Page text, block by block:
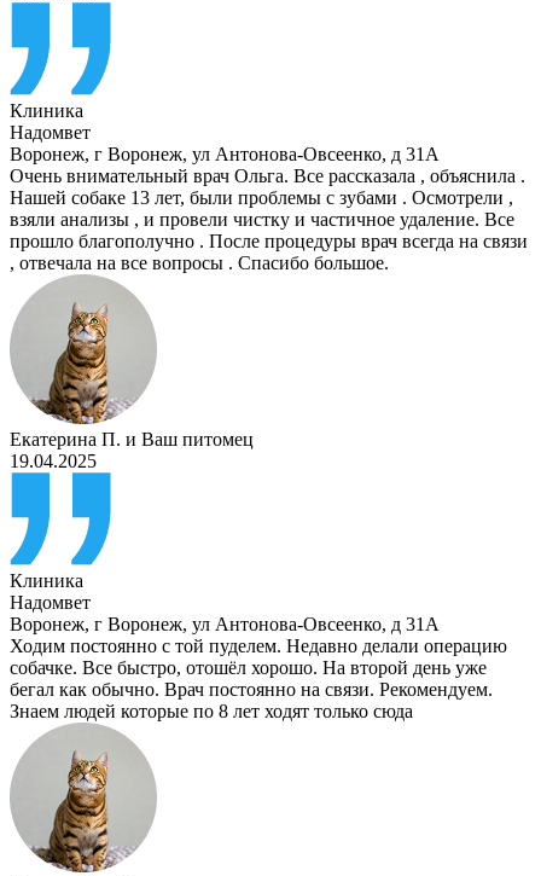
Клиника
Надомвет
Воронеж, г Воронеж, ул Антонова-Овсеенко, д 31А
Очень внимательный врач Ольга. Все рассказала , объяснила .
Нашей собаке 13 лет, были проблемы с зубами . Осмотрели ,
взяли анализы , и провели чистку и частичное удаление. Все
прошло благополучно . После процедуры врач всегда на связи
, отвечала на все вопросы . Спасибо большое.
Екатерина П. и Ваш питомец
19.04.2025
Клиника
Надомвет
Воронеж, г Воронеж, ул Антонова-Овсеенко, д 31А
Ходим постоянно с той пуделем. Недавно делали операцию
собачке. Все быстро, отошёл хорошо. На второй день уже
бегал как обычно. Врач постоянно на связи. Рекомендуем.
Знаем людей которые по 8 лет ходят только сюда